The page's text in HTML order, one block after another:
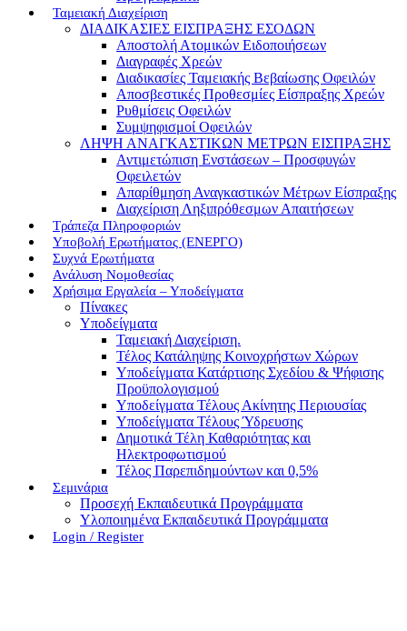
Ταμειακή Διαχείριση
ΔΙΑΔΙΚΑΣΙΕΣ ΕΙΣΠΡΑΞΗΣ ΕΣΟΔΩΝ
Αποστολή Ατομικών Ειδοποιήσεων
Διαγραφές Χρεών
Διαδικασίες Ταμειακής Βεβαίωσης Οφειλών
Αποσβεστικές Προθεσμίες Είσπραξης Χρεών
Ρυθμίσεις Οφειλών
Συμψηφισμοί Οφειλών
ΛΗΨΗ ΑΝΑΓΚΑΣΤΙΚΩΝ ΜΕΤΡΩΝ ΕΙΣΠΡΑΞΗΣ
Αντιμετώπιση Ενστάσεων – Προσφυγών
Οφειλετών
Απαρίθμηση Αναγκαστικών Μέτρων Είσπραξης
Διαχείριση Ληξιπρόθεσμων Απαιτήσεων
Τράπεζα Πληροφοριών
Υποβολή Ερωτήματος (ΕΝΕΡΓΟ)
Συχνά Ερωτήματα
Ανάλυση Νομοθεσίας
Χρήσιμα Εργαλεία – Υποδείγματα
Πίνακες
Υποδείγματα
Ταμειακή Διαχείριση.
Τέλος Κατάληψης Κοινοχρήστων Χώρων
Υποδείγματα Κατάρτισης Σχεδίου & Ψήφισης
Προϋπολογισμού
Υποδείγματα Τέλους Ακίνητης Περιουσίας
Υποδείγματα Τέλους Ύδρευσης
Δημοτικά Τέλη Καθαριότητας και
Ηλεκτροφωτισμού
Τέλος Παρεπιδημούντων και 0,5%
Σεμινάρια
Προσεχή Εκπαιδευτικά Προγράμματα
Υλοποιημένα Εκπαιδευτικά Προγράμματα
Login / Register